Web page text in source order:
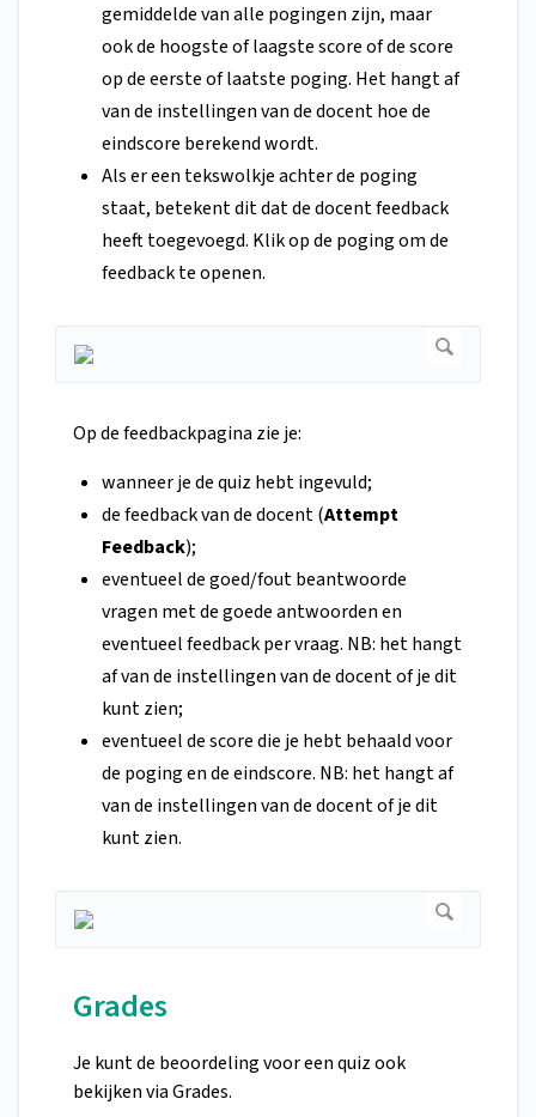
gemiddelde van alle pogingen zijn, maar
ook de hoogste of laagste score of de score
op de eerste of laatste poging. Het hangt af
van de instellingen van de docent hoe de
eindscore berekend wordt.
Als er een tekswolkje achter de poging
staat, betekent dit dat de docent feedback
heeft toegevoegd. Klik op de poging om de
feedback te openen.
Op de feedbackpagina zie je:
wanneer je de quiz hebt ingevuld;
de feedback van de docent (Attempt
Feedback);
eventueel de goed/fout beantwoorde
vragen met de goede antwoorden en
eventueel feedback per vraag. NB: het hangt
af van de instellingen van de docent of je dit
kunt zien;
eventueel de score die je hebt behaald voor
de poging en de eindscore. NB: het hangt af
van de instellingen van de docent of je dit
kunt zien.
Grades
Je kunt de beoordeling voor een quiz ook
bekijken via Grades.